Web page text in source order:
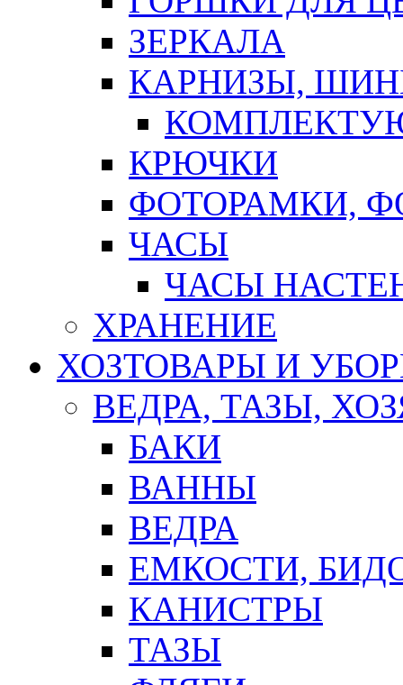
ЗЕРКАЛА
КАРНИЗЫ,
КРЮЧКИ
ФОТОРАМКИ,
ЧАСЫ
ЧАСЫ
ХРАНЕНИЕ
ХОЗТОВАРЫ И
ВЕДРА, ТАЗЫ,
БАКИ
ВАННЫ
ВЕДРА
ЕМКОСТИ,
КАНИСТРЫ
ТАЗЫ